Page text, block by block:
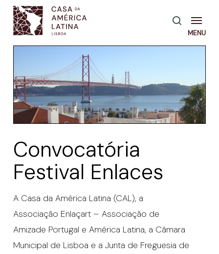
Skip
main
pesquisa
Menu
Convocatória
Festival Enlaces
A Casa da América Latina (CAL), a
Associação Enlaçart – Associação de
Amizade Portugal e América Latina, a Câmara
Municipal de Lisboa e a Junta de Freguesia de